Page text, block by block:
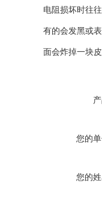
电阻损坏时往
有的会发黑或
面会炸掉一块
您的单
您的姓